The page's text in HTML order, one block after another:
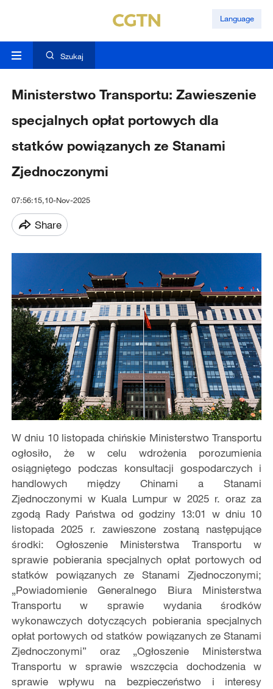
Language
Szukaj
Ministerstwo Transportu: Zawieszenie
specjalnych opłat portowych dla
statków powiązanych ze Stanami
Zjednoczonymi
07:56:15,10-Nov-2025
Share
W dniu 10 listopada chińskie Ministerstwo Transportu
ogłosiło, że w celu wdrożenia porozumienia
osiągniętego podczas konsultacji gospodarczych i
handlowych między Chinami a Stanami
Zjednoczonymi w Kuala Lumpur w 2025 r. oraz za
zgodą Rady Państwa od godziny 13:01 w dniu 10
listopada 2025 r. zawieszone zostaną następujące
środki: Ogłoszenie Ministerstwa Transportu w
sprawie pobierania specjalnych opłat portowych od
statków powiązanych ze Stanami Zjednoczonymi;
„Powiadomienie Generalnego Biura Ministerstwa
Transportu w sprawie wydania środków
wykonawczych dotyczących pobierania specjalnych
opłat portowych od statków powiązanych ze Stanami
Zjednoczonymi” oraz „Ogłoszenie Ministerstwa
Transportu w sprawie wszczęcia dochodzenia w
sprawie wpływu na bezpieczeństwo i interesy